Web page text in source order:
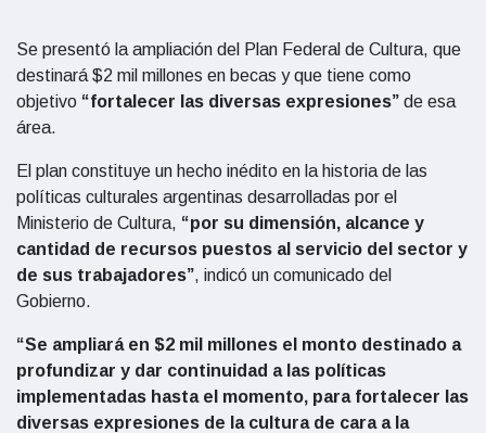
Se presentó la ampliación del Plan Federal de Cultura, que
destinará $2 mil millones en becas y que tiene como
objetivo “fortalecer las diversas expresiones” de esa
área.
El plan constituye un hecho inédito en la historia de las
políticas culturales argentinas desarrolladas por el
Ministerio de Cultura, “por su dimensión, alcance y
cantidad de recursos puestos al servicio del sector y
de sus trabajadores”, indicó un comunicado del
Gobierno.
“Se ampliará en $2 mil millones el monto destinado a
profundizar y dar continuidad a las políticas
implementadas hasta el momento, para fortalecer las
diversas expresiones de la cultura de cara a la